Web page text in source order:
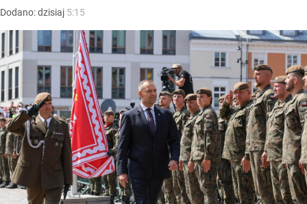
Dodano:dzisiaj 5:15